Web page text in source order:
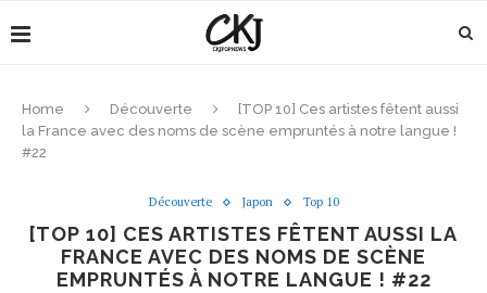
Home Découverte
[TOP 10] Ces artistes fêtent aussi
la France avec des noms de scène empruntés à notre langue !
#22
Découverte Japon Top 10
[TOP 10] CES ARTISTES FÊTENT AUSSI LA
FRANCE AVEC DES NOMS DE SCÈNE
EMPRUNTÉS À NOTRE LANGUE ! #22